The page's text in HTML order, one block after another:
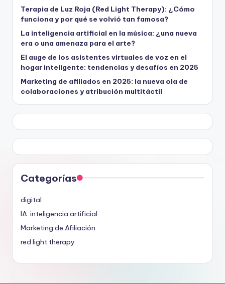
Terapia de Luz Roja (Red Light Therapy): ¿Cómo
funciona y por qué se volvió tan famosa?
La inteligencia artificial en la música: ¿una nueva
era o una amenaza para el arte?
El auge de los asistentes virtuales de voz en el
hogar inteligente: tendencias y desafíos en 2025
Marketing de afiliados en 2025: la nueva ola de
colaboraciones y atribución multitáctil
Categorías
digital
IA: inteligencia artificial
Marketing de Afiliación
red light therapy